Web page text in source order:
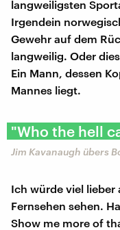
langweiligsten
Irgendein
Gewehr auf dem
langweilig. Oder
Ein Mann, dessen
Mannes liegt.
"Who the hell
Jim Kavanaugh übers
Ich würde viel lieber
Fernsehen sehen.
Show me more of